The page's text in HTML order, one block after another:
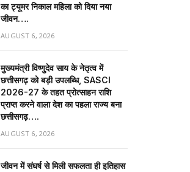
का ट्यूमर निकाल महिला को दिया नया
जीवन….
AUGUST 6, 2026
मुख्यमंत्री विष्णुदेव साय के नेतृत्व में
छत्तीसगढ़ को बड़ी उपलब्धि, SASCI
2026-27 के तहत प्रोत्साहन राशि
प्राप्त करने वाला देश का पहला राज्य बना
छत्तीसगढ़….
AUGUST 6, 2026
जीवन में संघर्ष से मिली सफलता ही इतिहास